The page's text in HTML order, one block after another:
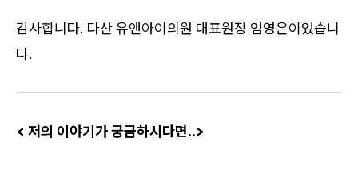
감사합니다. 다산 유앤아이의원 대표원장 엄영은이었습니
다.
< 저의 이야기가 궁금하시다면..>